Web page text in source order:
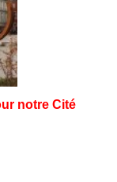
notre Cité